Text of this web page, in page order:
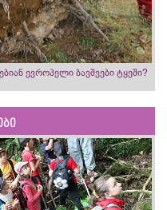
ევროპელი ბავშვები ტყეში?